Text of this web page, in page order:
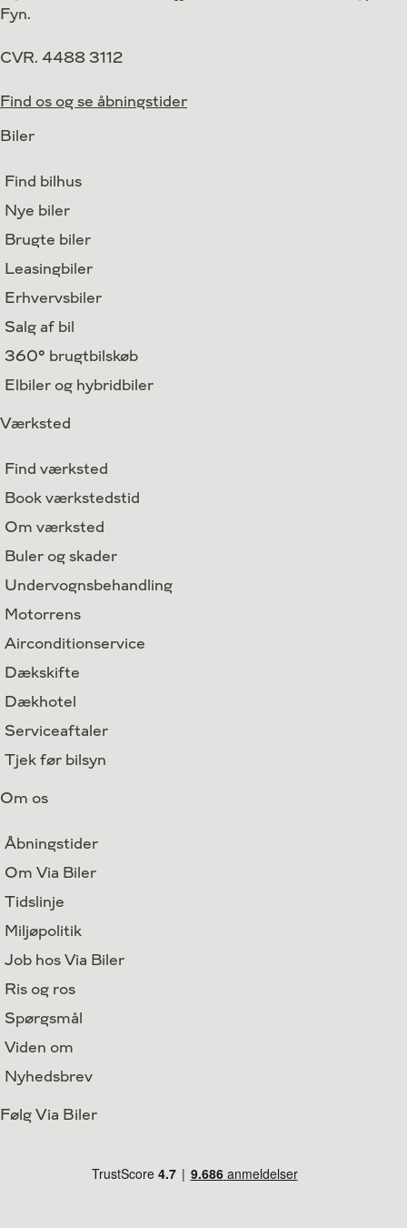
Bilen er importeret, udstyr kan derfor variere i forhold til
Fyn.
CVR. 4488 3112
Find os og se åbningstider
Biler
Find bilhus
Nye biler
Brugte biler
Leasingbiler
Erhvervsbiler
Salg af bil
360° brugtbilskøb
Elbiler og hybridbiler
Værksted
Find værksted
Book værkstedstid
Om værksted
Buler og skader
Undervognsbehandling
Motorrens
Airconditionservice
Dækskifte
Dækhotel
Serviceaftaler
Tjek før bilsyn
Om os
Åbningstider
Om Via Biler
Tidslinje
Miljøpolitik
Job hos Via Biler
Ris og ros
Spørgsmål
Viden om
Nyhedsbrev
Følg Via Biler